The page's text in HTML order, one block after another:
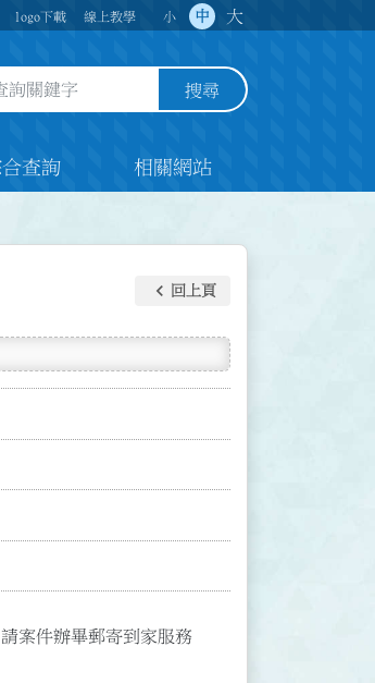
logo下載 線上教學 小 中 大
欄位 搜尋
查詢 相關網站
keyboard_arrow_left 回上頁
案件辦畢郵寄到家服務